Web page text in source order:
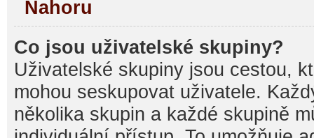
Nahoru
Co jsou uživatelské skupiny?
Uživatelské skupiny jsou cestou,
mohou seskupovat uživatele.
několika skupin a každé skupině